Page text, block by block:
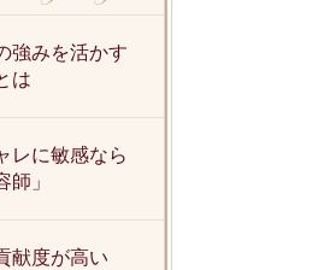
強みを活かす
は
レに敏感なら
師」
献度が高い